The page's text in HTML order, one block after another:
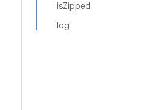
isZipped
log